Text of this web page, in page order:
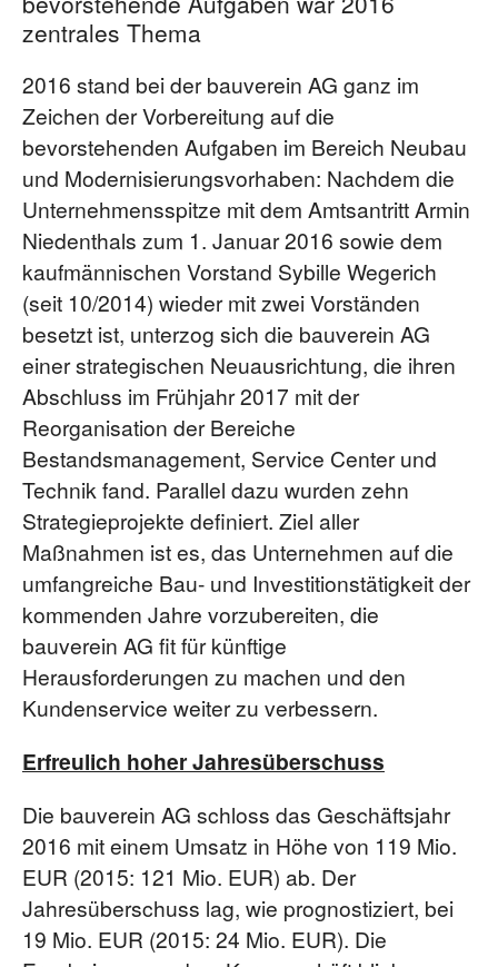
zentrales Thema
2016 stand bei der bauverein AG ganz im
Zeichen der Vorbereitung auf die
bevorstehenden Aufgaben im Bereich Neubau
und Modernisierungsvorhaben: Nachdem die
Unternehmensspitze mit dem Amtsantritt Armin
Niedenthals zum 1. Januar 2016 sowie dem
kaufmännischen Vorstand Sybille Wegerich
(seit 10/2014) wieder mit zwei Vorständen
besetzt ist, unterzog sich die bauverein AG
einer strategischen Neuausrichtung, die ihren
Abschluss im Frühjahr 2017 mit der
Reorganisation der Bereiche
Bestandsmanagement, Service Center und
Technik fand. Parallel dazu wurden zehn
Strategieprojekte definiert. Ziel aller
Maßnahmen ist es, das Unternehmen auf die
umfangreiche Bau- und Investitionstätigkeit der
kommenden Jahre vorzubereiten, die
bauverein AG fit für künftige
Herausforderungen zu machen und den
Kundenservice weiter zu verbessern.
Erfreulich hoher Jahresüberschuss
Die bauverein AG schloss das Geschäftsjahr
2016 mit einem Umsatz in Höhe von 119 Mio.
EUR (2015: 121 Mio. EUR) ab. Der
Jahresüberschuss lag, wie prognostiziert, bei
19 Mio. EUR (2015: 24 Mio. EUR). Die